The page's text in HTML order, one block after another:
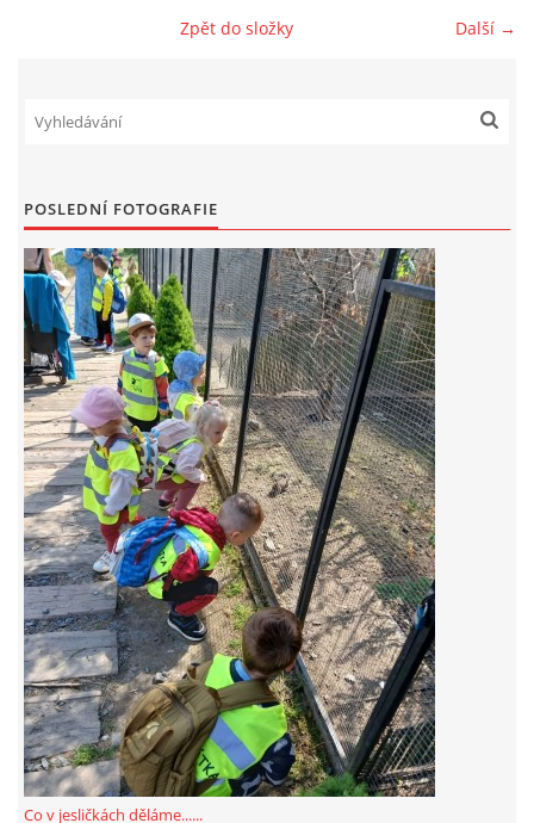
VÝROČNÍ ZPRÁVY
FOTOALBUM
© 2026 eStránky.cz
Další →
Zpět do složky
POSLEDNÍ FOTOGRAFIE
Co v jesličkách děláme......